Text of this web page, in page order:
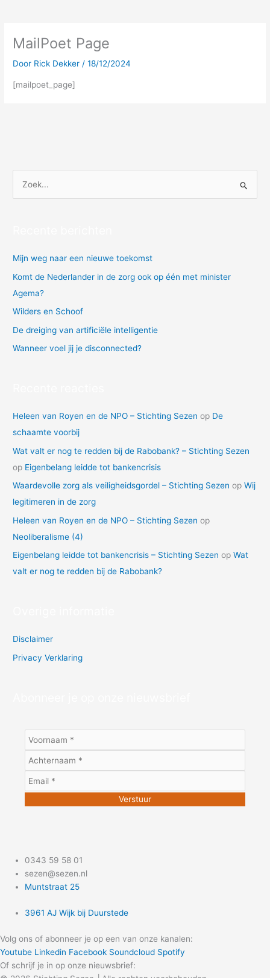
MailPoet Page
Door Rick Dekker/18/12/2024
[mailpoet_page]
:
Mijn weg naar een nieuwe toekomst
Komt de Nederlander in de zorg ook op één met minister
Agema?
Wilders en Schoof
De dreiging van artificiële intelligentie
Wanneer voel jij je disconnected?
Heleen van Royen en de NPO – Stichting Sezen op De
schaamte voorbij
Wat valt er nog te redden bij de Rabobank? – Stichting Sezen
op Eigenbelang leidde tot bankencrisis
Waardevolle zorg als veiligheidsgordel – Stichting Sezen opWij
legitimeren in de zorg
Heleen van Royen en de NPO – Stichting Sezen op
Neoliberalisme (4)
Eigenbelang leidde tot bankencrisis – Stichting Sezen opWat
valt er nog te redden bij de Rabobank?
Disclaimer
Privacy Verklaring
0343 59 58 01
sezen@sezen.nl
Muntstraat 25
3961 AJ Wijk bij Duurstede
Volg ons of abonneer je op een van onze kanalen:
Youtube Linkedin Facebook Soundcloud Spotify
Of schrijf je in op onze nieuwsbrief: